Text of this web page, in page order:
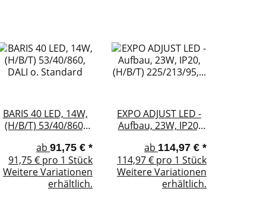
BARIS 40 LED, 14W,
(H/B/T) 53/40/860,
ab 91,75 € *
91,75 € pro 1 Stück
Weitere Variationen
erhältlich.
EXPO ADJUST LED -
Aufbau, 23W, IP20,
Abstrahlwinkel 22° -
55°
ab 114,97 € *
114,97 € pro 1 Stück
Weitere Variationen
erhältlich.